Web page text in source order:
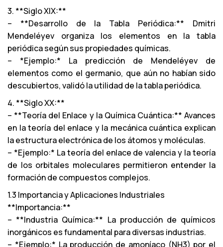
3. **Siglo XIX:**
– **Desarrollo de la Tabla Periódica:** Dmitri
Mendeléyev organiza los elementos en la tabla
periódica según sus propiedades químicas.
– *Ejemplo:* La predicción de Mendeléyev de
elementos como el germanio, que aún no habían sido
descubiertos, validó la utilidad de la tabla periódica.
4. **Siglo XX:**
– **Teoría del Enlace y la Química Cuántica:** Avances
en la teoría del enlace y la mecánica cuántica explican
la estructura electrónica de los átomos y moléculas.
– *Ejemplo:* La teoría del enlace de valencia y la teoría
de los orbitales moleculares permitieron entender la
formación de compuestos complejos.
1.3 Importancia y Aplicaciones Industriales
**Importancia:**
– **Industria Química:** La producción de químicos
inorgánicos es fundamental para diversas industrias.
– *Ejemplo:* La producción de amoníaco (NH3) por el